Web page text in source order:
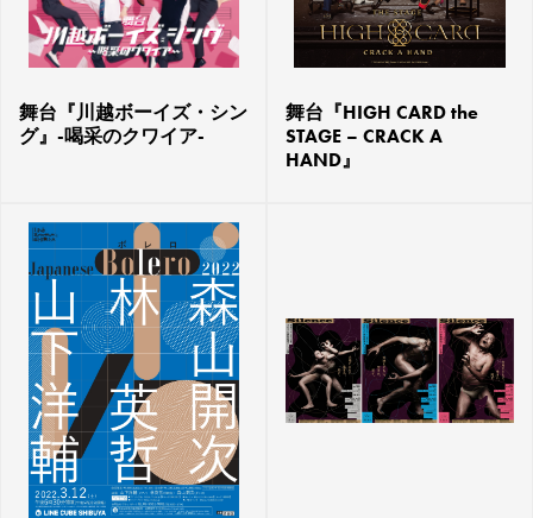
舞台『川越ボーイズ・シン
グ』-喝采のクワイア-
舞台『HIGH CARD the
STAGE – CRACK A
HAND』